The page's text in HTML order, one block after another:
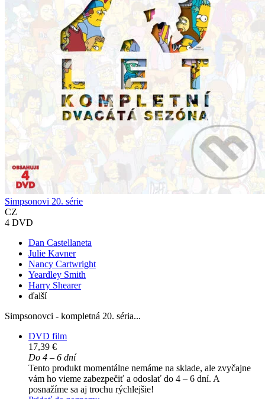
Simpsonovi 20. série
CZ
4 DVD
Dan Castellaneta
Julie Kavner
Nancy Cartwright
Yeardley Smith
Harry Shearer
ďalší
Simpsonovci - kompletná 20. séria...
DVD film
17,39 €
Do 4 – 6 dní
Tento produkt momentálne nemáme na sklade, ale zvyčajne
vám ho vieme zabezpečiť a odoslať do 4 – 6 dní. A
posnažíme sa aj trochu rýchlejšie!